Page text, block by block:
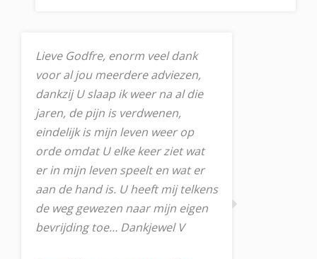
Lieve Godfre, enorm veel dank
voor al jou meerdere adviezen,
dankzij U slaap ik weer na al die
jaren, de pijn is verdwenen,
eindelijk is mijn leven weer op
orde omdat U elke keer ziet wat
er in mijn leven speelt en wat er
aan de hand is. U heeft mij telkens
de weg gewezen naar mijn eigen
bevrijding toe… Dankjewel V